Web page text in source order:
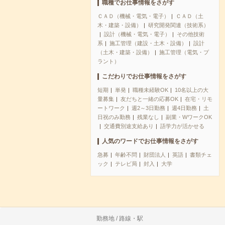
職種でお仕事情報をさがす
ＣＡＤ（機械・電気・電子）
ＣＡＤ（土
木・建築・設備）
研究開発関連（技術系）
設計（機械・電気・電子）
その他技術
系
施工管理（建設・土木・設備）
設計
（土木・建築・設備）
施工管理（電気・プ
ラント）
こだわりでお仕事情報をさがす
短期 単発 職種未経験OK
10名以上の大
量募集
友だちと一緒の応募OK
在宅・リモ
ートワーク
週2～3日勤務 週4日勤務
土
日祝のみ勤務
残業なし
副業・WワークOK
交通費別途支給あり
語学力が活かせる
人気のワードでお仕事情報をさがす
急募 年齢不問 財団法人 英語
書類チェ
ック
テレビ局 封入 大学
勤務地 / 路線・駅